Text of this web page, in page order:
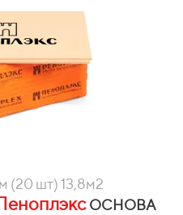
(20 шт) 13,8м2
ОСНОВА